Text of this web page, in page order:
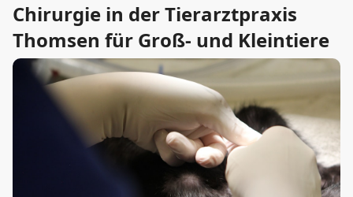
Chirurgie in der Tierarztpraxis
Thomsen für Groß- und Kleintiere